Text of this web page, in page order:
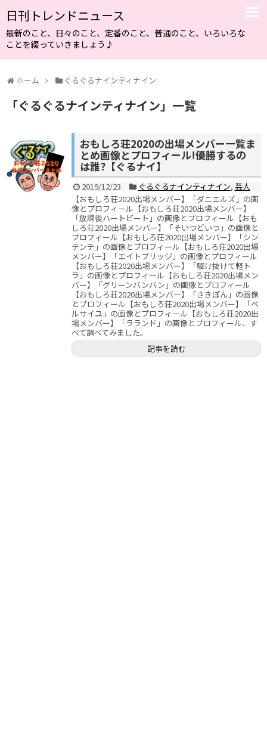
日刊トレンドニュース
最新のこと、日々のこと、定番のこと、普通のこと、いろいろな
ことを綴っていきましょう♪
ホーム ぐるぐるナインティナイン
「ぐるぐるナインティナイン」 一覧
おもしろ荘2020の出場メンバー一覧ま
とめ画像とプロフィール!優勝するの
は誰?【ぐるナイ】
2019/12/23 ぐるぐるナインティナイン, 芸人
【おもしろ荘2020出場メンバー】「ダニエルズ」の画
像とプロフィール【おもしろ荘2020出場メンバー】
「放課後ハートビート」の画像とプロフィール【おも
しろ荘2020出場メンバー】「そいつどいつ」の画像と
プロフィール【おもしろ荘2020出場メンバー】「シン
テンチ」の画像とプロフィール【おもしろ荘2020出場
メンバー】「エイトブリッジ」の画像とプロフィール
【おもしろ荘2020出場メンバー】「駆け抜けて軽ト
ラ」の画像とプロフィール【おもしろ荘2020出場メン
バー】「グリーンバンバン」の画像とプロフィール
【おもしろ荘2020出場メンバー】「さきぽん」の画像
とプロフィール【おもしろ荘2020出場メンバー】「ベ
ルサイユ」の画像とプロフィール【おもしろ荘2020出
場メンバー】「ラランド」の画像とプロフィール、す
べて調べてみました。
記事を読む